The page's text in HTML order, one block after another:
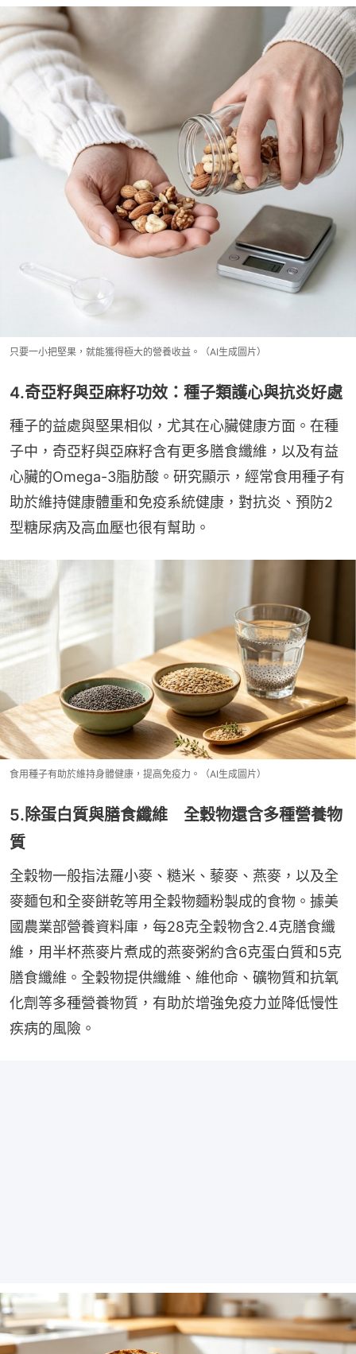
只要一小把堅果，就能獲得極大的營養收益。（AI生成圖片）
4.奇亞籽與亞麻籽功效：種子類護心與抗炎好處
種子的益處與堅果相似，尤其在心臟健康方面。在種
子中，奇亞籽與亞麻籽含有更多膳食纖維，以及有益
心臟的Omega-3脂肪酸。研究顯示，經常食用種子有
助於維持健康體重和免疫系統健康，對抗炎、預防2
型糖尿病及高血壓也很有幫助。
食用種子有助於維持身體健康，提高免疫力。（AI生成圖片）
5.除蛋白質與膳食纖維 全穀物還含多種營養物
質
全穀物一般指法羅小麥、糙米、藜麥、燕麥，以及全
麥麵包和全麥餅乾等用全穀物麵粉製成的食物。據美
國農業部營養資料庫，每28克全穀物含2.4克膳食纖
維，用半杯燕麥片煮成的燕麥粥約含6克蛋白質和5克
膳食纖維。全穀物提供纖維、維他命、礦物質和抗氧
化劑等多種營養物質，有助於增強免疫力並降低慢性
疾病的風險。